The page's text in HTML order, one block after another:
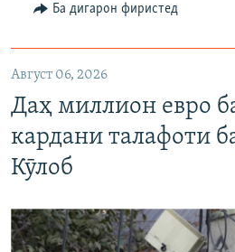
Ба дигарон фиристед
Август 06, 2026
Даҳ миллион евро
кардани талафоти
Кӯлоб